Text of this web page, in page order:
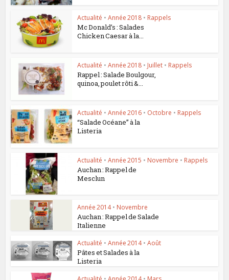
Actualité • Année 2018 • Rappels
Mc Donald’s : Salades
Chicken Caesar à la...
Actualité • Année 2018 • Juillet • Rappels
Rappel : Salade Boulgour,
quinoa, poulet rôti &...
Actualité • Année 2016 • Octobre • Rappels
“Salade Océane” à la
Listeria
Actualité • Année 2015 • Novembre • Rappels
Auchan : Rappel de
Mesclun
Année 2014 • Novembre
Auchan : Rappel de Salade
Italienne
Actualité • Année 2014 • Août
Pâtes et Salades à la
Listeria